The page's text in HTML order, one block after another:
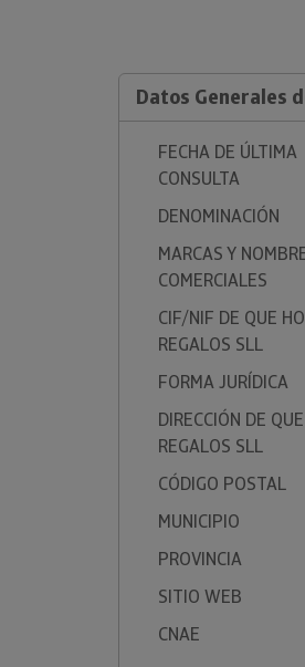
Datos Generales
FECHA DE ÚLTIMA
CONSULTA
DENOMINACIÓN
MARCAS Y
COMERCIALES
CIF/NIF DE QUE HO
REGALOS SLL
FORMA JURÍDICA
DIRECCIÓN DE
REGALOS SLL
CÓDIGO POSTAL
MUNICIPIO
PROVINCIA
SITIO WEB
CNAE